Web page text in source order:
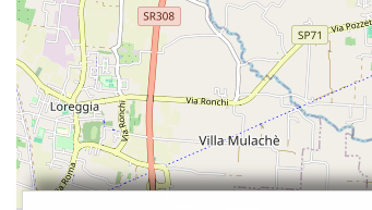
questi
strumenti
di
tracciamento
si
rimanda
alla
cookie
policy.